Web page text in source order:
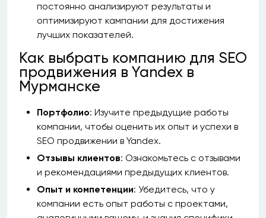
постоянно анализируют результаты и
оптимизируют кампании для достижения
лучших показателей.
Как выбрать компанию для SEO
продвижения в Yandex в
Мурманске
Портфолио: Изучите предыдущие работы
компании, чтобы оценить их опыт и успехи в
SEO продвижении в Yandex.
Отзывы клиентов: Ознакомьтесь с отзывами
и рекомендациями предыдущих клиентов.
Опыт и компетенции: Убедитесь, что у
компании есть опыт работы с проектами,